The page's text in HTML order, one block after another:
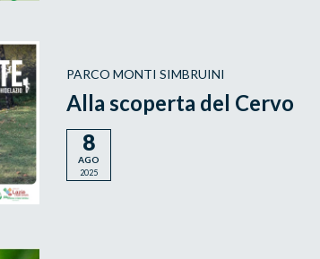
PARCO MONTI SIMBRUINI
Alla scoperta del Cervo
8
AGO
2025